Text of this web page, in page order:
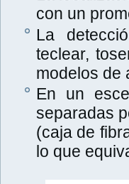
con un
La
teclear,
modelos de
En un
separadas
(caja de
lo que